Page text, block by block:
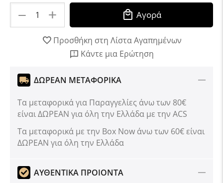
+
− Αγορά
Προσθήκη στη Λίστα Αγαπημένων
Κάντε μια Ερώτηση
ΔΩΡΕΑΝ ΜΕΤΑΦΟΡΙΚΑ
Τα μεταφορικά για Παραγγελίες άνω των 80€
είναι ΔΩΡΕΑΝ για όλη την Ελλάδα με την ACS
Tα μεταφορικά με την Box Now άνω των 60€ είναι
ΔΩΡΕΑΝ για όλη την Ελλάδα
ΑΥΘΕΝΤΙΚΑ ΠΡΟΙΟΝΤΑ